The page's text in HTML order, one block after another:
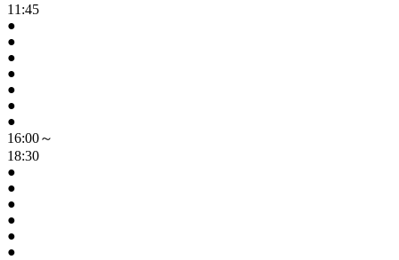
11:45
●
●
●
●
●
●
●
16:00～
18:30
●
●
●
●
●
●